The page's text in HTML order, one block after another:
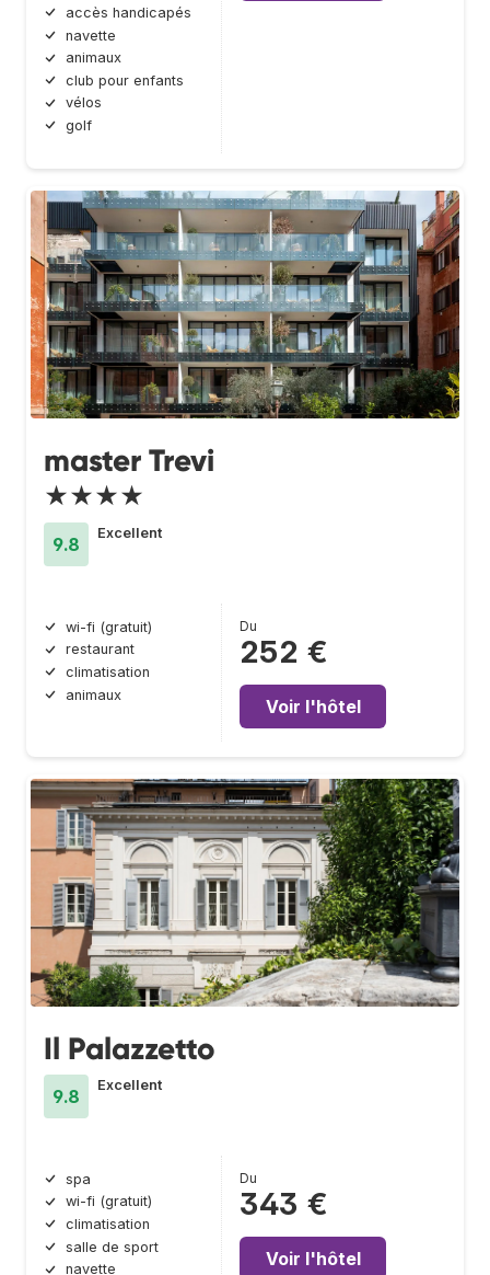
accès handicapés
navette
animaux
club pour enfants
vélos
golf
master Trevi
★★★★
9.8
Excellent
wi-fi (gratuit)
restaurant
climatisation
animaux
Du
252 €
Voir l'hôtel
Il Palazzetto
9.8
Excellent
spa
wi-fi (gratuit)
climatisation
salle de sport
navette
Du
343 €
Voir l'hôtel